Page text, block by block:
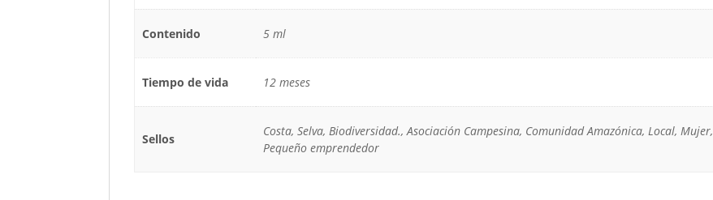
Contenido 5 ml
Tiempo de vida 12 meses
Sellos
Costa, Selva, Biodiversidad., Asociación Campesina, Comunidad Amazónica, Local, Mujer,
Pequeño emprendedor